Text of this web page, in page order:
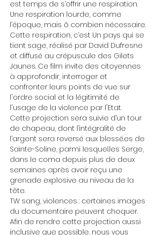
est temps de s’offrir une respiration.
Une respiration lourde, comme
l’époque, mais ô combien nécessaire.
Cette respiration, c’est Un pays qui se
tient sage, réalisé par David Dufresne
et diffusé au crépuscule des Gilets
Jaunes. Ce film invite des citoyen.nes
à approfondir, interroger et
confronter leurs points de vue sur
l'ordre social et la légitimité de
l'usage de la violence par l'Etat.
Cette projection sera suivie d’un tour
de chapeau, dont l’intégralité de
l’argent sera reversé aux blessé.es de
Sainte-Soline, parmi lesquel.les Serge,
dans le coma depuis plus de deux
semaines après avoir reçu une
grenade explosive au niveau de la
tête.
TW sang, violences : certaines images
du documentaire peuvent choquer.
Afin de rendre cette projection aussi
inclusive que possible, nous vous